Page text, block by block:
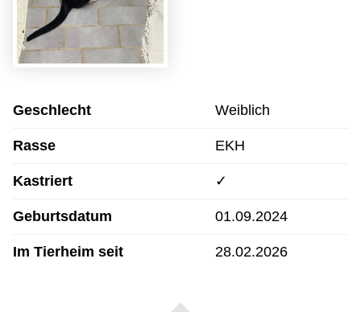
Geschlecht Weiblich
Rasse EKH
Kastriert ✓
Geburtsdatum 01.09.2024
Im Tierheim seit 28.02.2026